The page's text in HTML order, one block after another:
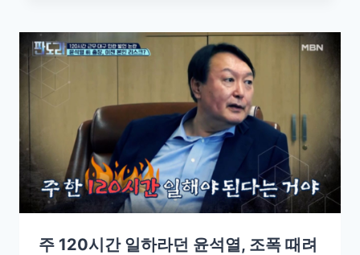
주 120시간 일하라던 윤석열, 조폭 때려